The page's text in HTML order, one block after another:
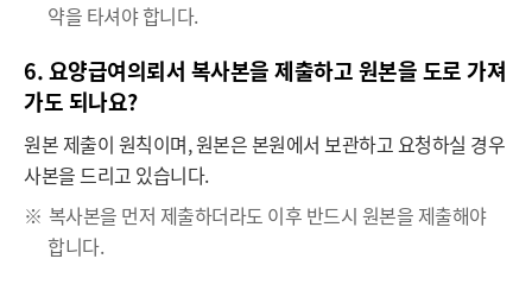
약을 타셔야 합니다.
6. 요양급여의뢰서 복사본을 제출하고 원본을 도로 가져
가도 되나요?
원본 제출이 원칙이며, 원본은 본원에서 보관하고 요청하실 경우
사본을 드리고 있습니다.
※ 복사본을 먼저 제출하더라도 이후 반드시 원본을 제출해야
합니다.